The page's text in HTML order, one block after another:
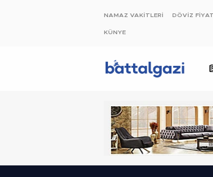
NAMAZ VAKİTLERİ DÖVİZ
KÜNYE